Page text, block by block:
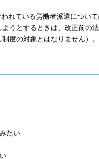
れている労働者派遣につい
うとするときは、改正前の
度の対象とはなりません）。
たい